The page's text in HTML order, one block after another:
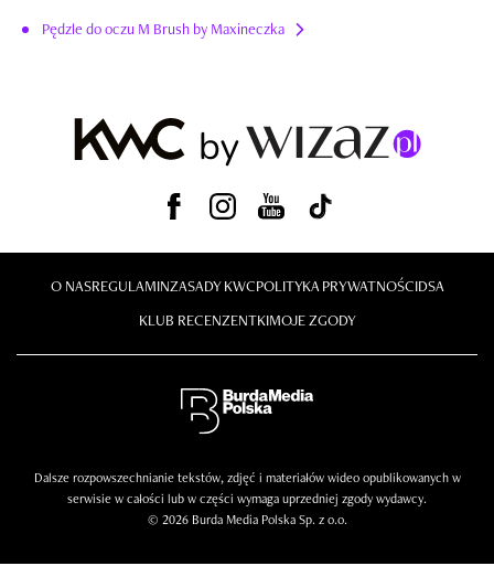
Pędzle do oczu M Brush by Maxineczka
O NASREGULAMINZASADY KWCPOLITYKA PRYWATNOŚCIDSA
KLUB RECENZENTKIMOJE ZGODY
Dalsze rozpowszechnianie tekstów, zdjęć i materiałów wideo opublikowanych w
serwisie w całości lub w części wymaga uprzedniej zgody wydawcy.
© 2026 Burda Media Polska Sp. z o.o.